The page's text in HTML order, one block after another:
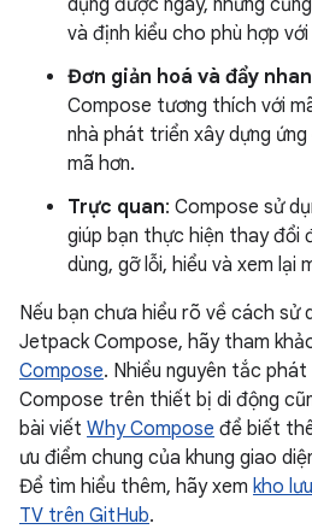
dụng được ngay, nhưng
và định kiểu cho phù hợp
Đơn giản hoá và đẩy
Compose tương thích với
nhà phát triển xây dựng
mã hơn.
Trực quan: Compose sử
giúp bạn thực hiện thay đổi
dùng, gỡ lỗi, hiểu và xem lại
Nếu bạn chưa hiểu rõ về cách sử
Jetpack Compose, hãy tham
Compose. Nhiều nguyên tắc
Compose trên thiết bị di động
bài viết Why Compose để biết
ưu điểm chung của khung giao
Để tìm hiểu thêm, hãy xem kho
TV trên GitHub.